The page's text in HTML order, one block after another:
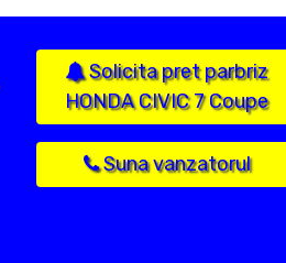
Solicita pret parbriz
HONDA CIVIC 7 Coupe
Suna vanzatorul